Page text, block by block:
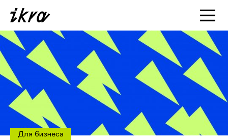
Познакомиться с ИКРОЙ
Статьи
Кейсы
О нас
Для бизнеса